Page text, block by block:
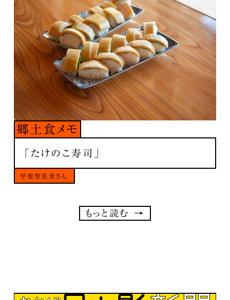
郷土食メモ
「たけのこ寿司」
甲斐智佐世さん
もっと読む →